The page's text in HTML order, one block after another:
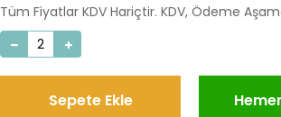
Tüm Fiyatlar KDV Hariçtir. KDV, Ödeme
Sepete Ekle